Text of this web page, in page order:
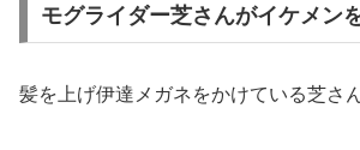
モグライダー芝さんがイケメン
髪を上げ伊達メガネをかけている芝さ